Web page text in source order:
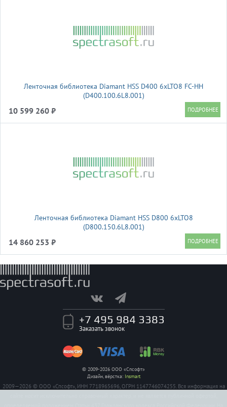
Ленточная библиотека Diamant HSS D400 6xLTO8 FC-HH
(D400.100.6L8.001)
10 599 260 ₽
Ленточная библиотека Diamant HSS D800 6xLTO8
(D800.150.6L8.001)
14 860 253 ₽
+7 495 984 3383
Заказать звонок
© 2009-2026 ООО «Спсофт»
Дизайн, вёрстка: Insmart
2009—2026 © ООО «Спсофт», ИНН 7718965696, ОГРН 1147746074255. Вся информация на